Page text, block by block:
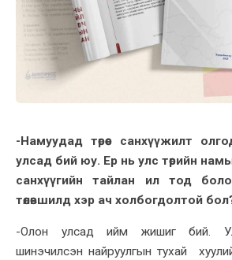
-Намуудад төрөөс санхүүжилт
улсад бий юу. Ер нь улс төрийн
санхүүгийн тайлан ил тод
төлөвшилд хэр ач холбогдолтой
-Олон улсад ийм жишиг бий.
шинэчилсэн найруулгын тухай